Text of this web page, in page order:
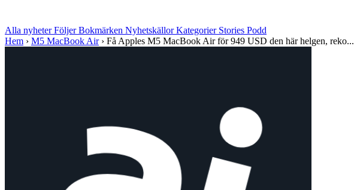
Alla nyheterFöljerBokmärken NyhetskällorKategorier Stories Podd
Hem › M5 MacBook Air › Få Apples M5 MacBook Air för 949 USD den här helgen, reko...